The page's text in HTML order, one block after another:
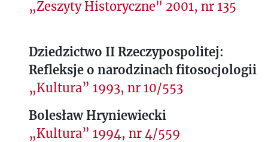
„Zeszyty Historyczne" 2001, nr 135
Dziedzictwo II Rzeczypospolitej:
Refleksje o narodzinach fitosocjologii
„Kultura” 1993, nr 10/553
Bolesław Hryniewiecki
„Kultura” 1994, nr 4/559